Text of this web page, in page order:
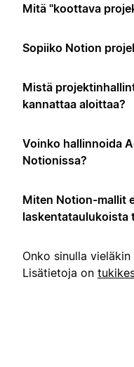
Mitä "koottava
Sopiiko Notion
Mistä
kannattaa aloittaa?
Voinko hallinnoida
Notionissa?
Miten Notion-mallit
laskentataulukoista
Onko sinulla
Lisätietoja on